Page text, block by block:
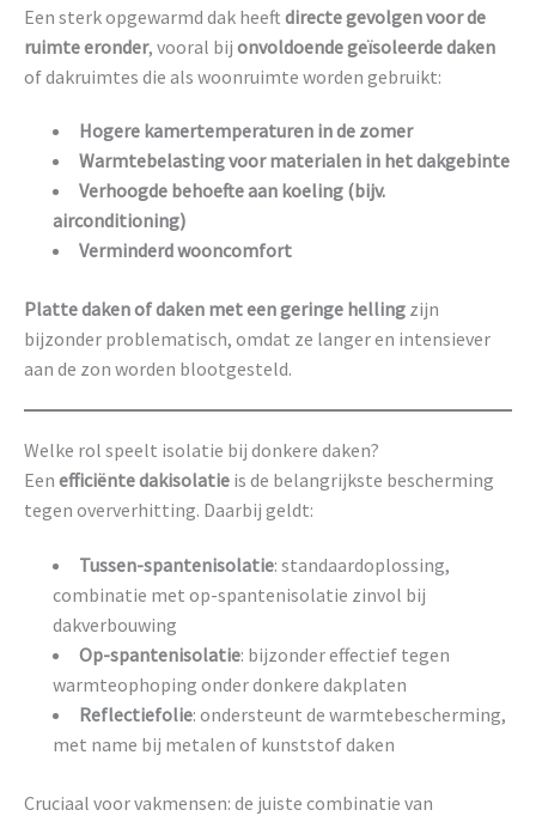
Een sterk opgewarmd dak heeft directe gevolgen voor de
ruimte eronder, vooral bij onvoldoende geïsoleerde daken
of dakruimtes die als woonruimte worden gebruikt:
Hogere kamertemperaturen in de zomer
Warmtebelasting voor materialen in het dakgebinte
Verhoogde behoefte aan koeling (bijv.
airconditioning)
Verminderd wooncomfort
Platte daken of daken met een geringe helling zijn
bijzonder problematisch, omdat ze langer en intensiever
aan de zon worden blootgesteld.
Welke rol speelt isolatie bij donkere daken?
Een efficiënte dakisolatie is de belangrijkste bescherming
tegen oververhitting. Daarbij geldt:
Tussen-spantenisolatie: standaardoplossing,
combinatie met op-spantenisolatie zinvol bij
dakverbouwing
Op-spantenisolatie: bijzonder effectief tegen
warmteophoping onder donkere dakplaten
Reflectiefolie: ondersteunt de warmtebescherming,
met name bij metalen of kunststof daken
Cruciaal voor vakmensen: de juiste combinatie van